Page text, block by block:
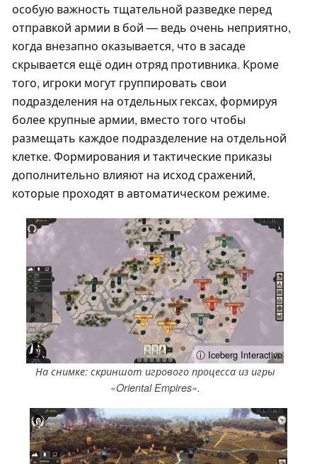
особую важность тщательной разведке перед
отправкой армии в бой — ведь очень неприятно,
когда внезапно оказывается, что в засаде
скрывается ещё один отряд противника. Кроме
того, игроки могут группировать свои
подразделения на отдельных гексах, формируя
более крупные армии, вместо того чтобы
размещать каждое подразделение на отдельной
клетке. Формирования и тактические приказы
дополнительно влияют на исход сражений,
которые проходят в автоматическом режиме.
ⓘ Iceberg Interactive
На снимке: скриншот игрового процесса из игры
«Oriental Empires».